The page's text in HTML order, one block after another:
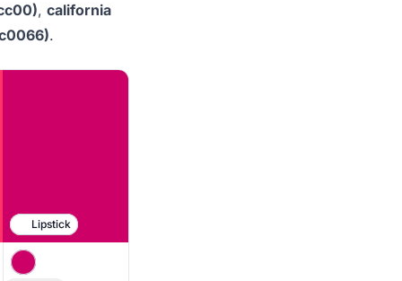
, california
.
Lipstick